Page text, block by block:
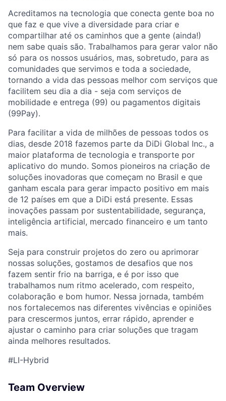
ACME Homepage
Acreditamos na tecnologia que conecta gente boa no
que faz e que vive a diversidade para criar e
compartilhar até os caminhos que a gente (ainda!)
nem sabe quais são. Trabalhamos para gerar valor não
só para os nossos usuários, mas, sobretudo, para as
comunidades que servimos e toda a sociedade,
tornando a vida das pessoas melhor com serviços que
facilitem seu dia a dia - seja com serviços de
mobilidade e entrega (99) ou pagamentos digitais
(99Pay).
Para facilitar a vida de milhões de pessoas todos os
dias, desde 2018 fazemos parte da DiDi Global Inc., a
maior plataforma de tecnologia e transporte por
aplicativo do mundo. Somos pioneiros na criação de
soluções inovadoras que começam no Brasil e que
ganham escala para gerar impacto positivo em mais
de 12 países em que a DiDi está presente. Essas
inovações passam por sustentabilidade, segurança,
inteligência artificial, mercado financeiro e um tanto
mais.
Seja para construir projetos do zero ou aprimorar
nossas soluções, gostamos de desafios que nos
fazem sentir frio na barriga, e é por isso que
trabalhamos num ritmo acelerado, com respeito,
colaboração e bom humor. Nessa jornada, também
nos fortalecemos nas diferentes vivências e opiniões
para crescermos juntos, errar rápido, aprender e
ajustar o caminho para criar soluções que tragam
ainda melhores resultados.
#LI-Hybrid
Team Overview